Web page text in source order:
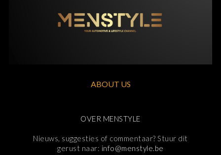
ABOUT US
OVER MENSTYLE
Nieuws, suggesties of commentaar? Stuur dit
gerust naar: info@menstyle.be